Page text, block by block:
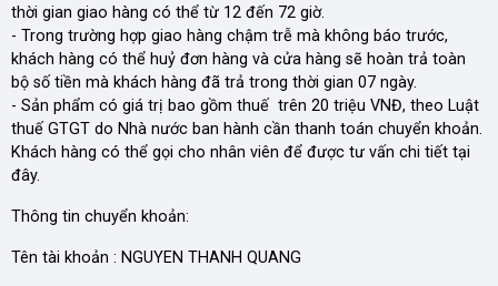
thời gian giao hàng có thể từ 12 đến 72 giờ.
- Trong trường hợp giao hàng chậm trễ mà không báo trước,
khách hàng có thể huỷ đơn hàng và cửa hàng sẽ hoàn trả toàn
bộ số tiền mà khách hàng đã trả trong thời gian 07 ngày.
- Sản phẩm có giá trị bao gồm thuế trên 20 triệu VNĐ, theo Luật
thuế GTGT do Nhà nước ban hành cần thanh toán chuyển khoản.
Khách hàng có thể gọi cho nhân viên để được tư vấn chi tiết tại
đây.
Thông tin chuyển khoản:
Tên tài khoản : NGUYEN THANH QUANG